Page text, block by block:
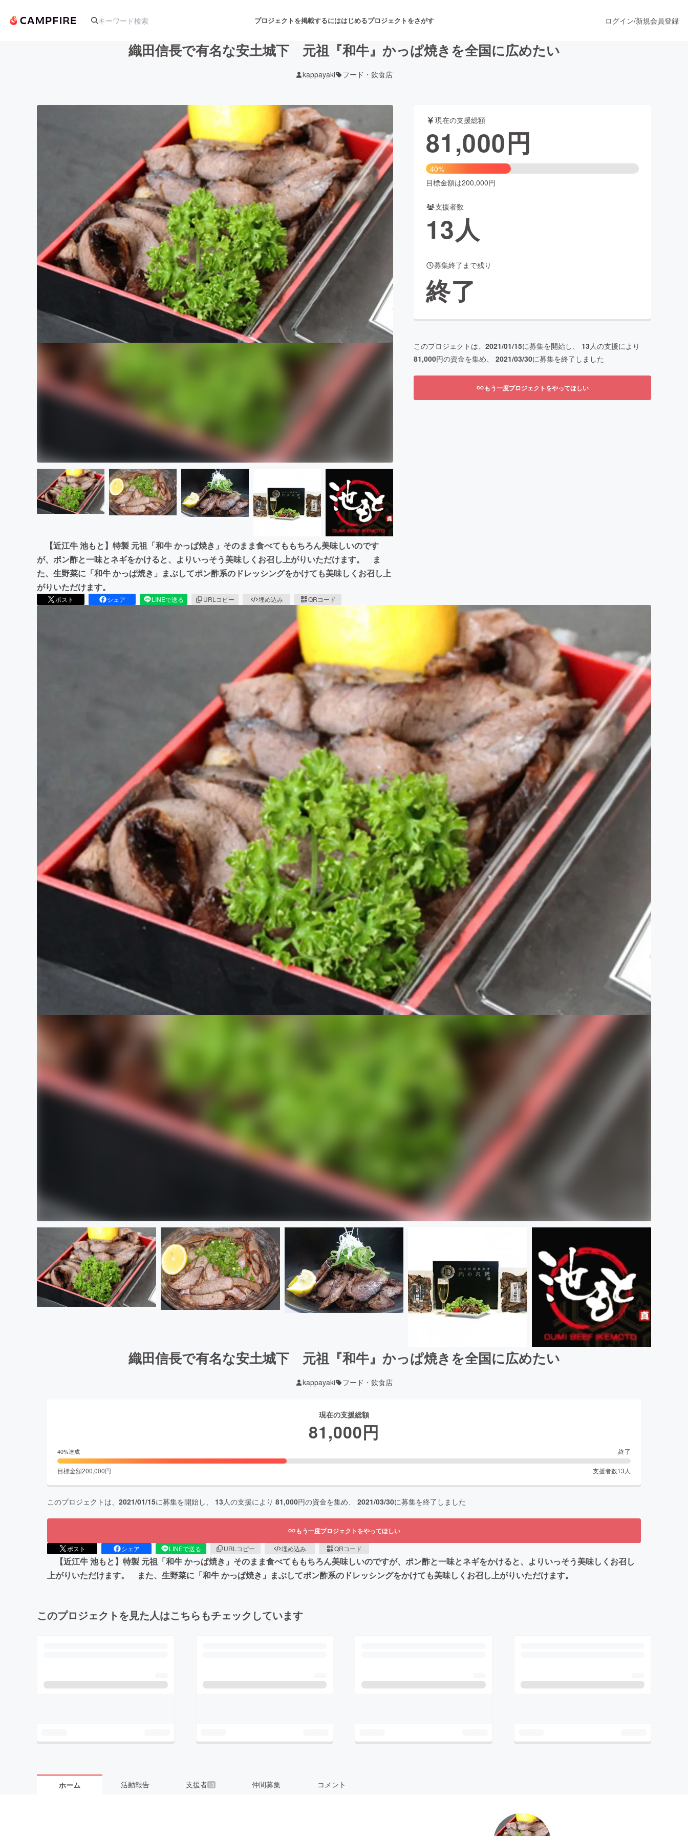
プロジェクトを掲載するにははじめるプロジェクトをさがす
音楽 舞台・パフォーマンス
テクノロジー・ガジェット ゲーム・サービス開発 フード・飲食店 ファッション
映像・映画 書籍・雑誌出版 アニメ・漫画
ビジネス・起業 チャレンジ ビューティー・ヘルスケア
まちづくり・地域活性化
CAMPFIRE for Social Good
CAMPFIREふるさと納税
コミュニティ
ログイン/新規会員登録
織田信長で有名な安土城下 元祖『和牛』かっぱ焼きを全国に広めたい
kappayaki フード・飲食店
【近江牛 池もと】特製 元祖「和牛 かっぱ焼き」そのまま食べてももちろん美味しいのです
が、ポン酢と一味とネギをかけると、よりいっそう美味しくお召し上がりいただけます。 ま
た、生野菜に「和牛 かっぱ焼き」まぶしてポン酢系のドレッシングをかけても美味しくお召し上
がりいただけます。
ポスト シェア LINEで送る URLコピー 埋め込み QRコード
現在の支援総額
81,000円
40%
目標金額は200,000円
支援者数
13人
募集終了まで残り
終了
このプロジェクトは、 2021/01/15に募集を開始し、 13人の支援により
81,000円の資金を集め、 2021/03/30に募集を終了しました
もう一度プロジェクトをやってほしい
織田信長で有名な安土城下 元祖『和牛』かっぱ焼きを全国に広めたい
kappayaki フード・飲食店
現在の支援総額
81,000円
40%達成 終了
目標金額200,000円 支援者数13人
このプロジェクトは、 2021/01/15に募集を開始し、 13人の支援により 81,000円の資金を集め、 2021/03/30に募集を終了しました
もう一度プロジェクトをやってほしい
ポスト シェア LINEで送る URLコピー 埋め込み QRコード
【近江牛 池もと】特製 元祖「和牛 かっぱ焼き」そのまま食べてももちろん美味しいのですが、ポン酢と一味とネギをかけると、よりいっそう美味しくお召し
上がりいただけます。 また、生野菜に「和牛 かっぱ焼き」まぶしてポン酢系のドレッシングをかけても美味しくお召し上がりいただけます。
このプロジェクトを見た人はこちらもチェックしています
ホーム 活動報告 支援者 13 仲間募集 コメント